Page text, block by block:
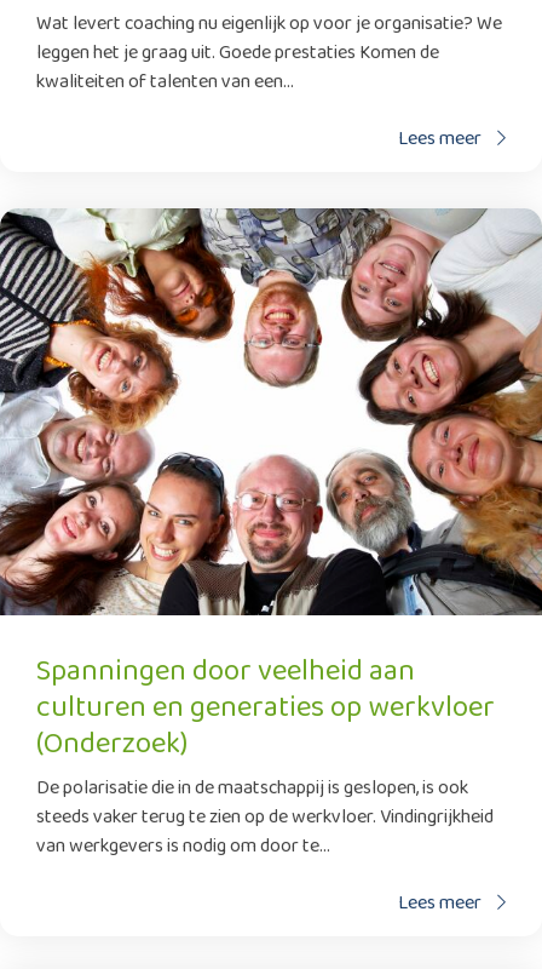
Wat levert coaching nu eigenlijk op voor je organisatie? We
leggen het je graag uit. Goede prestaties Komen de
kwaliteiten of talenten van een...
Lees meer
Spanningen door veelheid aan
culturen en generaties op werkvloer
(Onderzoek)
De polarisatie die in de maatschappij is geslopen, is ook
steeds vaker terug te zien op de werkvloer. Vindingrijkheid
van werkgevers is nodig om door te...
Lees meer